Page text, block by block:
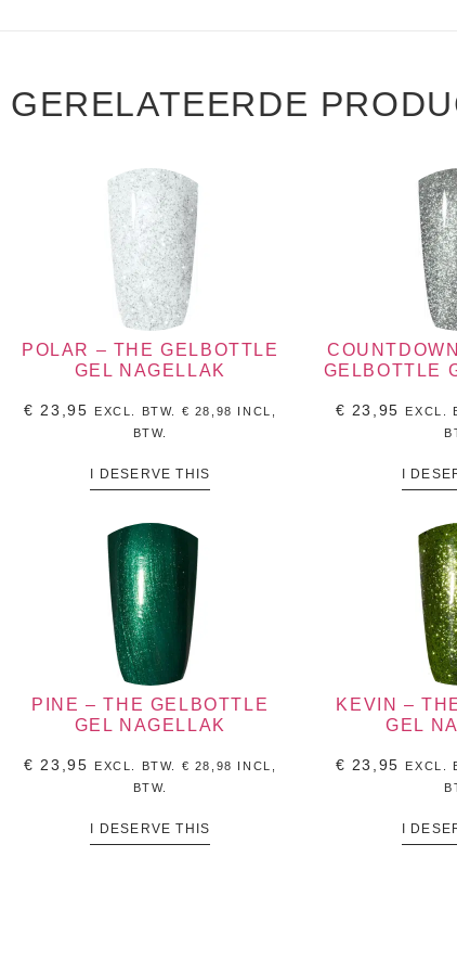
GERELATEERDE
POLAR – THE GELBOTTLE
GEL NAGELLAK
€ 23,95 EXCL. BTW. € 28,98
INCL,
BTW.
I DESERVE THIS
GELBOTTLE
€ 23,95 EXCL.
I
PINE – THE GELBOTTLE
GEL NAGELLAK
€ 23,95 EXCL. BTW. € 28,98 INCL,
BTW.
I DESERVE THIS
KEVIN –
GEL
€ 23,95 EXCL.
I